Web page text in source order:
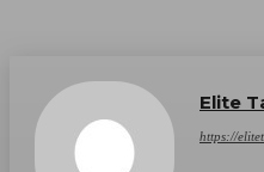
Elite
https://